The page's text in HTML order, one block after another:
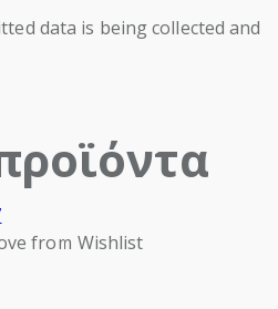
data is being collected and
from Wishlist